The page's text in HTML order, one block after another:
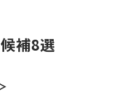
補8選